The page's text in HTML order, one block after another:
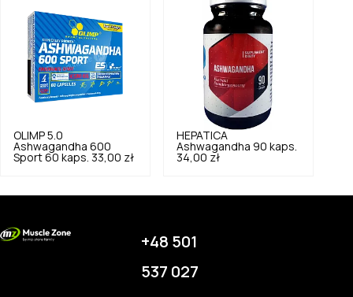
OLIMP 5.0
Ashwagandha 600
Sport 60 kaps. 33,00 zł
HEPATICA
Ashwagandha 90 kaps.
34,00 zł
+48 501
537 027